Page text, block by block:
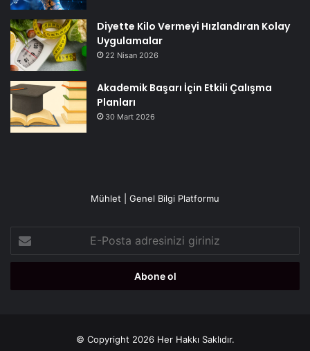
Diyette Kilo Vermeyi Hızlandıran Kolay
Uygulamalar
22 Nisan 2026
Akademik Başarı İçin Etkili Çalışma
Planları
30 Mart 2026
Mühlet | Genel Bilgi Platformu
Posta
adresinizi
© Copyright 2026 Her Hakkı Saklıdır.